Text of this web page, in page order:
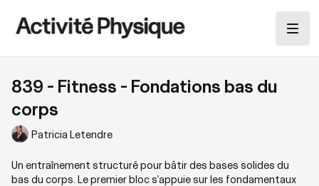
839 - Fitness - Fondations bas du
corps
Patricia Letendre
Un entraînement structuré pour bâtir des bases solides du
bas du corps. Le premier bloc s’appuie sur les fondamentaux